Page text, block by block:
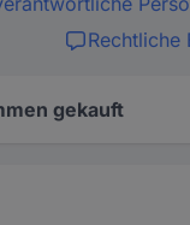
Rechtliche
gekauft